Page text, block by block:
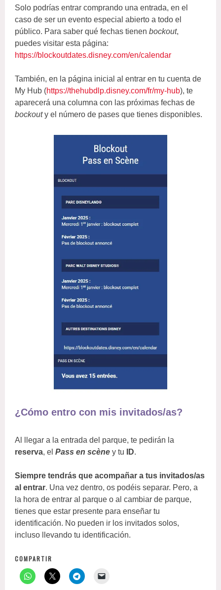
Solo podrías entrar comprando una entrada, en el
caso de ser un evento especial abierto a todo el
público. Para saber qué fechas tienenbockout,
puedes visitar esta página:
https://blockoutdates.disney.com/en/calendar
También, en la página inicial al entrar en tu cuenta de
My Hub (https://thehubdlp.disney.com/fr/my-hub), te
aparecerá una columna con las próximas fechas de
bockouty el número de pases que tienes disponibles.
¿Cómo entro con mis invitados/as?
Al llegar a la entrada del parque, te pedirán la
reserva, el Pass en scène y tu ID.
Siempre tendrás que acompañar a tus invitados/as
al entrar. Una vez dentro, os podéis separar. Pero, a
la hora de entrar al parque o al cambiar de parque,
tienes que estar presente para enseñar tu
identificación. No pueden ir los invitados solos,
incluso llevando tu identificación.
COMPARTIR